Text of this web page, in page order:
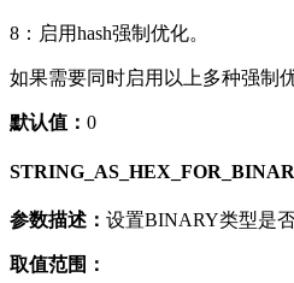
8：启用hash强制优化。
如果需要同时启用以上多种强制
默认值： 0
参数描述： 设置BINARY类型是
取值范围：